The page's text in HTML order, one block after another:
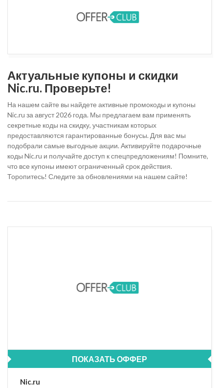
Актуальные купоны и скидки
Nic.ru. Проверьте!
На нашем сайте вы найдете активные промокоды и купоны
Nic.ru за август 2026 года. Мы предлагаем вам применять
секретные коды на скидку, участникам которых
предоставляются гарантированные бонусы. Для вас мы
подобрали самые выгодные акции. Активируйте подарочные
коды Nic.ru и получайте доступ к спецпредложениям! Помните,
что все купоны имеют ограниченный срок действия.
Торопитесь! Следите за обновлениями на нашем сайте!
ПОКАЗАТЬ ОФФЕР
Nic.ru